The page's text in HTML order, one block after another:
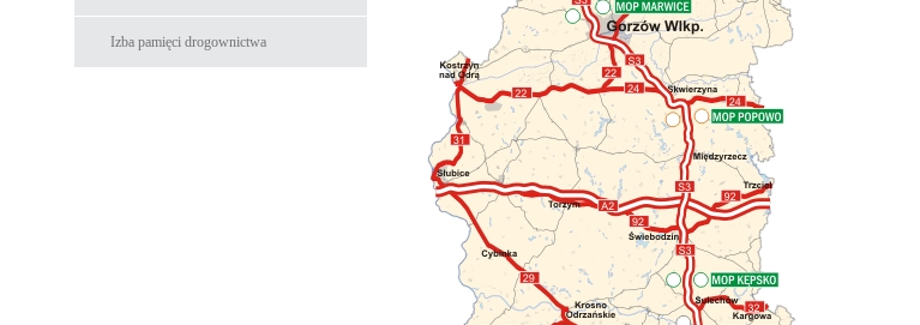
Izba pamięci drogownictwa